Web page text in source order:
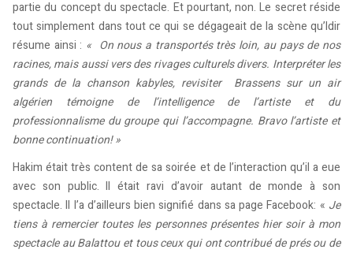
partie du concept du spectacle. Et pourtant, non. Le secret réside
tout simplement dans tout ce qui se dégageait de la scène qu’Idir
résume ainsi : « On nous a transportés très loin, au pays de nos
racines, mais aussi vers des rivages culturels divers. Interpréter les
grands de la chanson kabyles, revisiter Brassens sur un air
algérien témoigne de l’intelligence de l’artiste et du
professionnalisme du groupe qui l’accompagne. Bravo l’artiste et
bonne continuation! »
Hakim était très content de sa soirée et de l’interaction qu’il a eue
avec son public. Il était ravi d’avoir autant de monde à son
spectacle. Il l’a d’ailleurs bien signifié dans sa page Facebook: « Je
tiens à remercier toutes les personnes présentes hier soir à mon
spectacle au Balattou et tous ceux qui ont contribué de prés ou de